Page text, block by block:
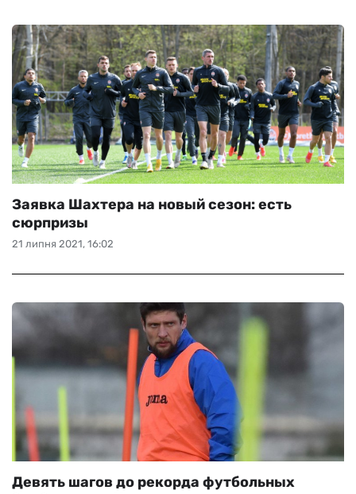
21 липня 2021, 16:02
Заявка Шахтера на новый сезон: есть
сюрпризы
Девять шагов до рекорда футбольных